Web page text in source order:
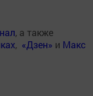
, а также
, «Дзен» и Макс